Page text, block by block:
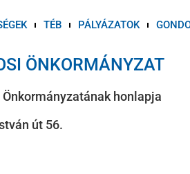
TÉB PÁLYÁZATOK
ÖNKORMÁNYZAT
honlapja
út 56.